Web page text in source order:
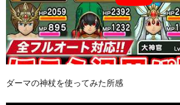
ダーマの神杖を使ってみた所感